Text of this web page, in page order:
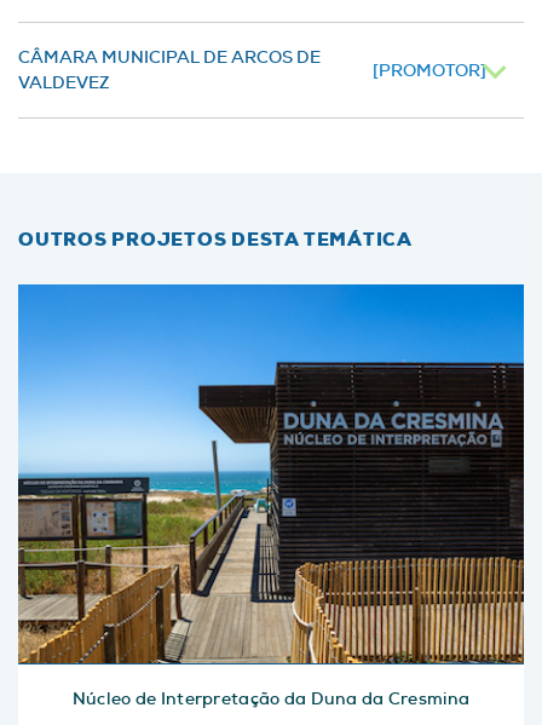
CÂMARA MUNICIPAL DE ARCOS DE
VALDEVEZ
[PROMOTOR]
OUTROS PROJETOS DESTA TEMÁTICA
Núcleo de Interpretação da Duna da Cresmina